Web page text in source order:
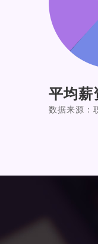
平均薪
数据来源：